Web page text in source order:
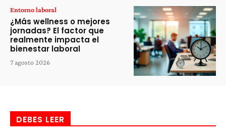
Entorno laboral
¿Más wellness o mejores
jornadas? El factor que
realmente impacta el
bienestar laboral
7 agosto 2026
DEBES LEER